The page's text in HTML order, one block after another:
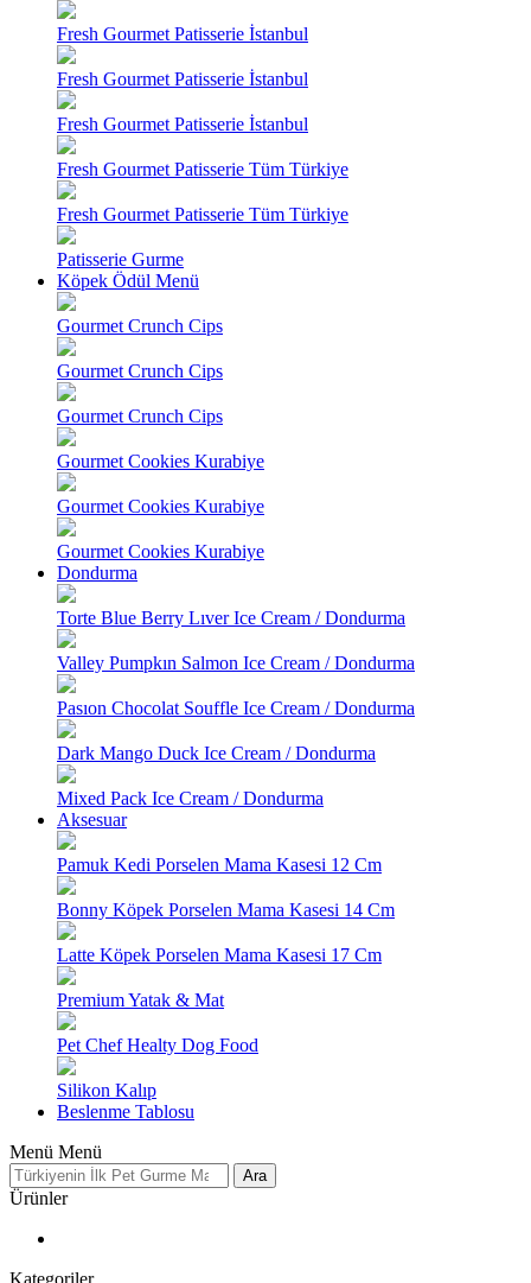
Fresh Gourmet Patisserie İstanbul
Fresh Gourmet Patisserie İstanbul
Fresh Gourmet Patisserie İstanbul
Fresh Gourmet Patisserie Tüm Türkiye
Fresh Gourmet Patisserie Tüm Türkiye
Patisserie Gurme
Köpek Ödül Menü
Gourmet Crunch Cips
Gourmet Crunch Cips
Gourmet Crunch Cips
Gourmet Cookies Kurabiye
Gourmet Cookies Kurabiye
Gourmet Cookies Kurabiye
Dondurma
Torte Blue Berry Lıver Ice Cream / Dondurma
Valley Pumpkın Salmon Ice Cream / Dondurma
Pasıon Chocolat Souffle Ice Cream / Dondurma
Dark Mango Duck Ice Cream / Dondurma
Mixed Pack Ice Cream / Dondurma
Aksesuar
Pamuk Kedi Porselen Mama Kasesi 12 Cm
Bonny Köpek Porselen Mama Kasesi 14 Cm
Latte Köpek Porselen Mama Kasesi 17 Cm
Premium Yatak & Mat
Pet Chef Healty Dog Food
Silikon Kalıp
Beslenme Tablosu
Menü Menü
Ara
Ürünler
Kategoriler